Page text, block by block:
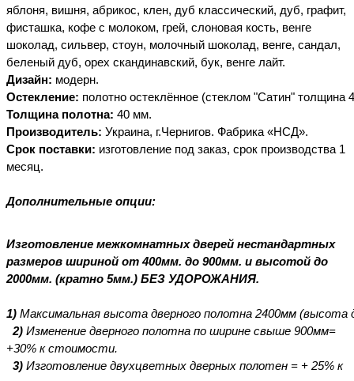
яблоня, вишня, абрикос, клен, дуб классический, дуб, графит,
фисташка, кофе с молоком, грей, слоновая кость, венге
шоколад, сильвер, стоун, молочный шоколад, венге, сандал,
беленый дуб, орех скандинавский, бук, венге лайт.
Дизайн: модерн.
Остекление: полотно остеклённое (стеклом "Сатин" толщина 4
Толщина полотна: 40 мм.
Производитель: Украина, г.Чернигов. Фабрика «НСД».
Срок поставки: изготовление под заказ, срок производства 1
месяц.
Дополнительные опции:
Изготовление межкомнатных дверей нестандартных
размеров шириной от 400мм. до 900мм. и высотой до
2000мм. (кратно 5мм.) БЕЗ УДОРОЖАНИЯ.
1) Максимальная высота дверного полотна 2400мм (высота
2) Изменение дверного полотна по ширине свыше 900мм=
+30% к стоимости.
3) Изготовление двухцветных дверных полотен = + 25% к